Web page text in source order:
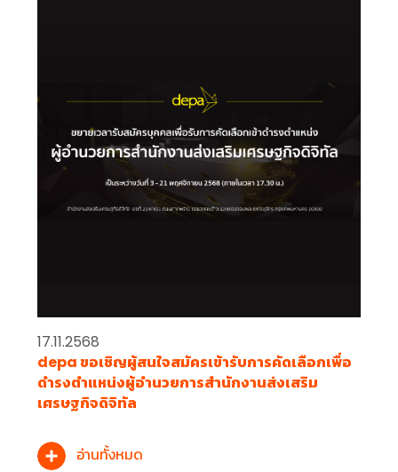
17.11.2568
depa ขอเชิญผู้สนใจสมัครเข้ารับการคัดเลือกเพื่อ
ดำรงตำแหน่งผู้อำนวยการสำนักงานส่งเสริม
เศรษฐกิจดิจิทัล
อ่านทั้งหมด